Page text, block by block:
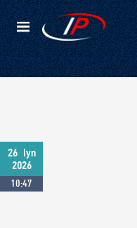
Kateqoriyalar
26
Iyn
2026
10:47